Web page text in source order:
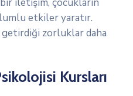
iletişim, çocukların
etkiler yaratır.
getirdiği zorluklar daha
Kursları